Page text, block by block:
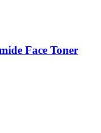
Face Toner